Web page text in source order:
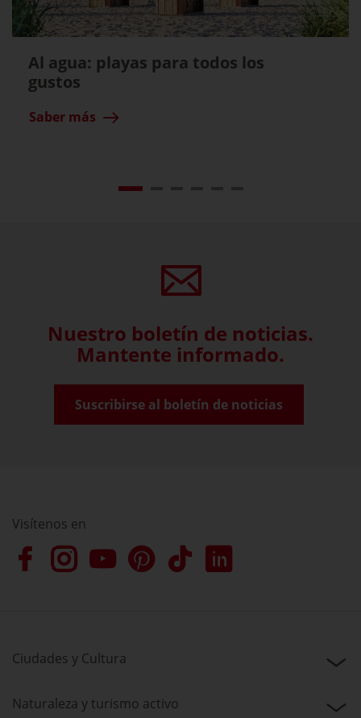
Al agua: playas para todos los
gustos
Saber más
Nuestro boletín de noticias.
Mantente informado.
Suscribirse al boletín de noticias
Visítenos en
Ciudades y Cultura
Naturaleza y turismo activo